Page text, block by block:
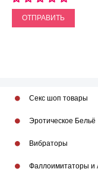
ОТПРАВИТЬ
Секс шоп товары
Эротическое Бельё
Вибраторы
Фаллоимитаторы и